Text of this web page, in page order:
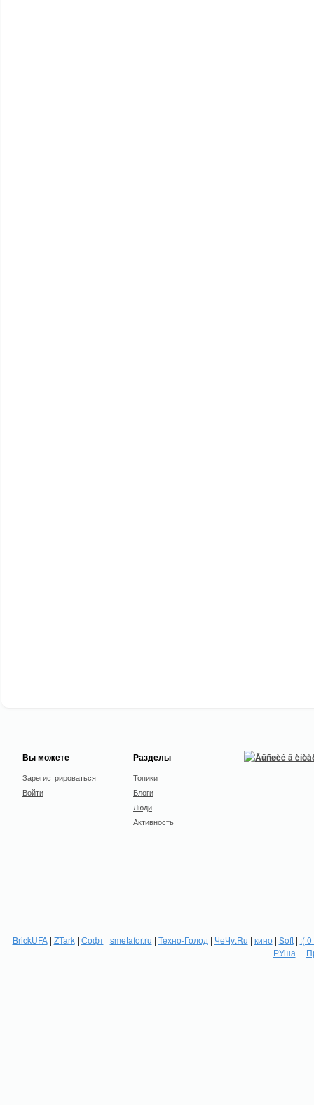
Вы можете
Зарегистрироваться
Войти
Разделы
Топики
Блоги
Люди
Активность
BrickUFA| ZTark| Софт| smetafor.ru | Техно-Голод | ЧеЧу.Ru | кино| Soft| :(
РУша | |